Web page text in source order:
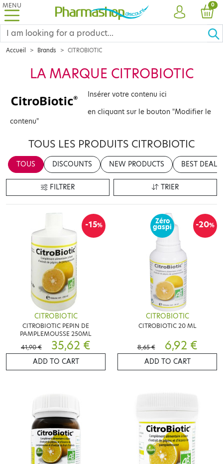
MENU
ACCOUNT
0
Accueil Brands CITROBIOTIC
LA MARQUE CITROBIOTIC
Insérer votre contenu ici
en cliquant sur le bouton "Modifier le
contenu"
TOUS LES PRODUITS CITROBIOTIC
TOUS DISCOUNTS NEW PRODUCTS BEST DEALS
FILTRER TRIER
-15%
CITROBIOTIC
CITROBIOTIC PEPIN DE
PAMPLEMOUSSE 250ML
41,90 €
35,62 €
ADD TO CART
-20%
Zéro
gaspi
CITROBIOTIC
CITROBIOTIC 20 ML
8,65 € 6,92 €
ADD TO CART